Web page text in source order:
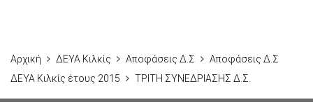
Αρχική ΔΕΥΑ Κιλκίς Αποφάσεις Δ.Σ
Αποφάσεις Δ.Σ
ΔΕΥΑ Κιλκίς έτους 2015
ΤΡΙΤΗ ΣΥΝΕΔΡΙΑΣΗΣ Δ.Σ.